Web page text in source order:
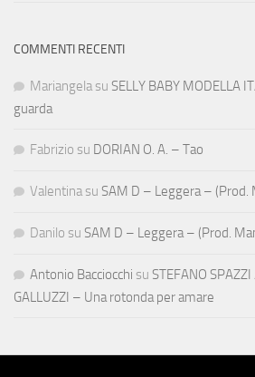
COMMENTI RECENTI
Mariangela su SELLY BABY MODELLA
guarda
Fabrizio su DORIAN O. A. – Tao
Valentina su SAM D – Leggera – (Prod.
Danilo su SAM D – Leggera – (Prod.
Antonio Bacciocchi su STEFANO
GALLUZZI – Una rotonda per amare